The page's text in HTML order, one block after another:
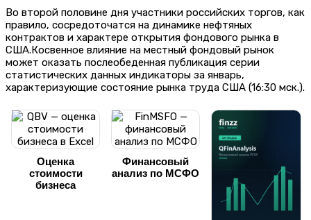
Во второй половине дня участники российских торгов, как
правило, сосредоточатся на динамике нефтяных
контрактов и характере открытия фондового рынка в
США.Косвенное влияние на местный фондовый рынок
может оказать послеобеденная публикация серии
статистических данных индикаторы за январь,
характеризующие состояние рынка труда США (16:30 мск.).
Оценка
стоимости
бизнеса
Финансовый
анализ по МСФО